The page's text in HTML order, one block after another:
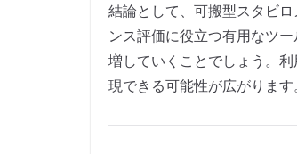
結論として、可搬型スタビ
ンス評価に役立つ有用なツ
増していくことでしょう。
現できる可能性が広がります。